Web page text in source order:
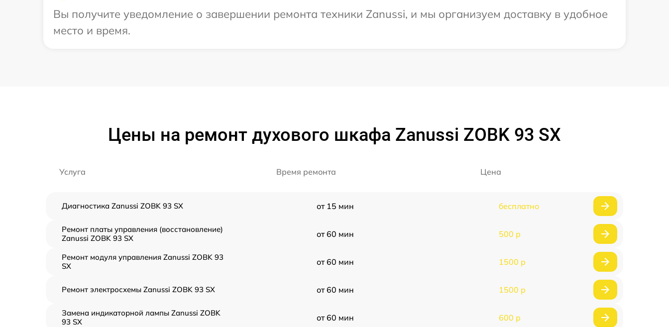
Вы получите уведомление о завершении ремонта техники Zanussi, и мы организуем доставку в удобное
место и время.
Цены на ремонт духового шкафа Zanussi ZOBK 93 SX
Услуга Время ремонта Цена
Диагностика Zanussi ZOBK 93 SX от 15 мин бесплатно
Ремонт платы управления (восстановление)
Zanussi ZOBK 93 SX
от 60 мин 500 р
Ремонт модуля управления Zanussi ZOBK 93
SX
от 60 мин 1500 р
Ремонт электросхемы Zanussi ZOBK 93 SX от 60 мин 1500 р
Замена индикаторной лампы Zanussi ZOBK
93 SX
от 60 мин 600 р